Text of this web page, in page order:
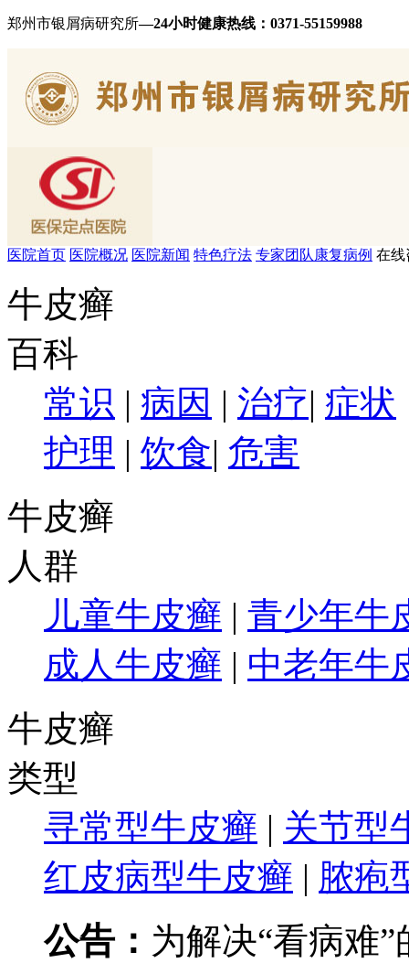
郑州市银屑病研究所—24小时健康热线： 0371-55159988
医院首页 医院概况 医院新闻 特色疗法 专家团队 康复病例 在线
牛皮癣
百科
常识 | 病因 | 治疗| 症状
护理 | 饮食| 危害
牛皮癣
人群
儿童牛皮癣 | 青少年牛
成人牛皮癣 | 中老年牛
牛皮癣
类型
寻常型牛皮癣 | 关节型
红皮病型牛皮癣 | 脓疱
公告： 为解决“看病难